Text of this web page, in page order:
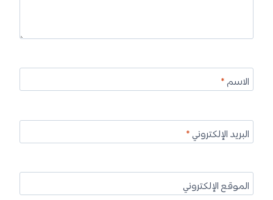
الاسم*
البريد الإلكتروني*
الموقع الإلكتروني